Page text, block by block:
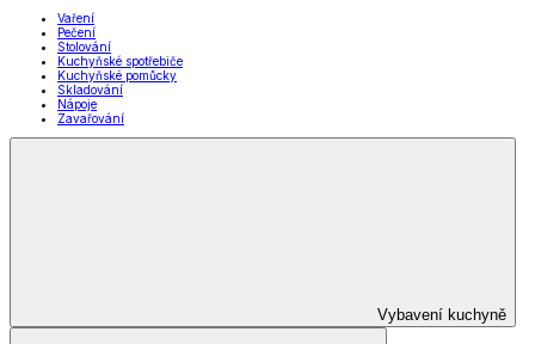
Vaření
Pečení
Stolování
Kuchyňské spotřebiče
Kuchyňské pomůcky
Skladování
Nápoje
Zavařování
Vybavení kuchyně